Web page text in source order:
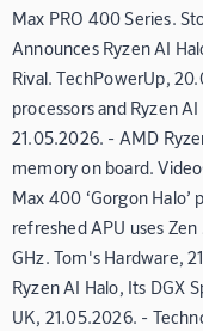
Max PRO 400 Series.
Announces Ryzen AI
Rival. TechPowerUp,
processors and Ryzen
21.05.2026. - AMD
memory on board.
Max 400 ‘Gorgon
refreshed APU uses
GHz. Tom's Hardware,
Ryzen AI Halo, Its DGX
UK, 21.05.2026. -